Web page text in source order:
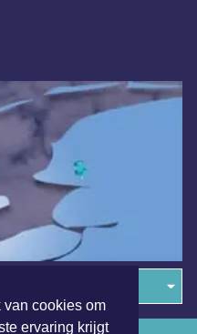
van cookies om
ervaring krijgt